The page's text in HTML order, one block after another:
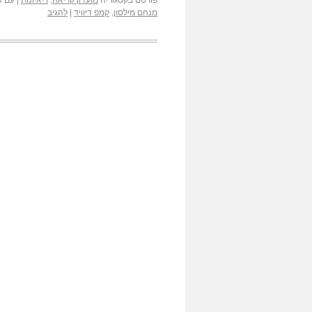
מנחם מילסון, קמפ דיוויד להגיב